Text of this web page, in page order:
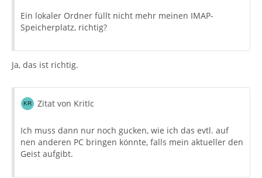
Ein lokaler Ordner füllt nicht mehr meinen IMAP-
Speicherplatz, richtig?
Ja, das ist richtig.
Zitat von KritIc
Ich muss dann nur noch gucken, wie ich das evtl. auf
nen anderen PC bringen könnte, falls mein aktueller den
Geist aufgibt.